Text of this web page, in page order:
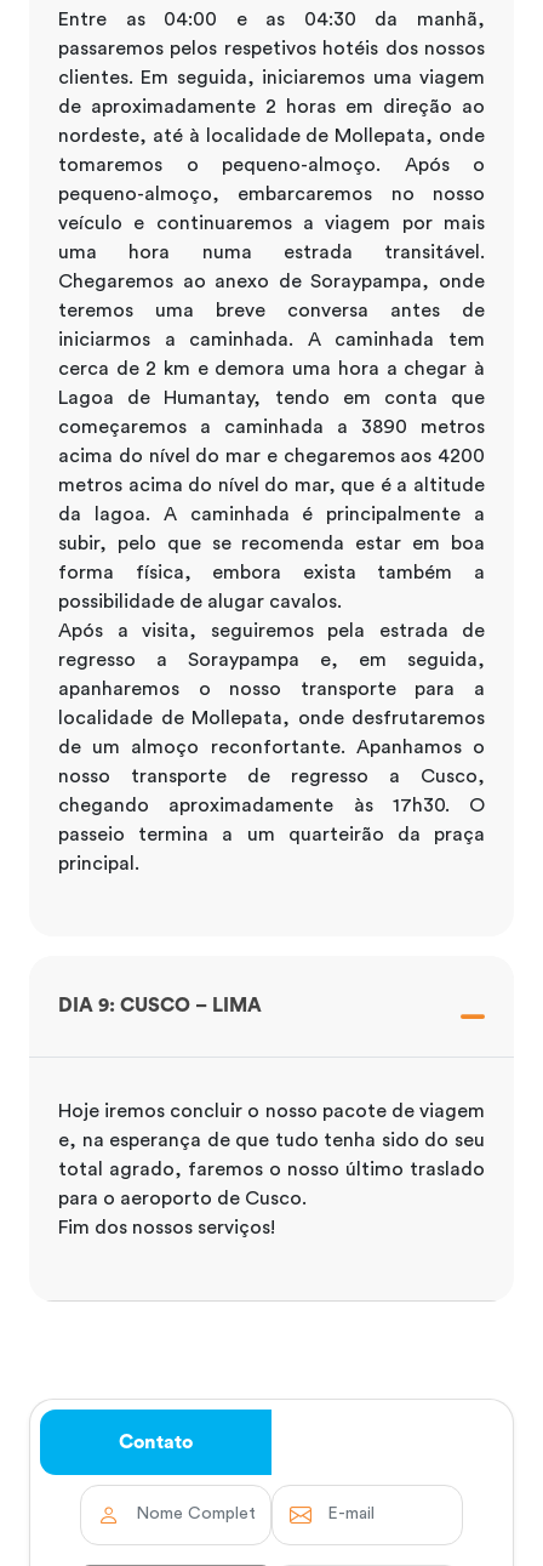
Entre as 04:00 e as 04:30 da manhã,
passaremos pelos respetivos hotéis dos nossos
clientes. Em seguida, iniciaremos uma viagem
de aproximadamente 2 horas em direção ao
nordeste, até à localidade de Mollepata, onde
tomaremos o pequeno-almoço. Após o
pequeno-almoço, embarcaremos no nosso
veículo e continuaremos a viagem por mais
uma hora numa estrada transitável.
Chegaremos ao anexo de Soraypampa, onde
teremos uma breve conversa antes de
iniciarmos a caminhada. A caminhada tem
cerca de 2 km e demora uma hora a chegar à
Lagoa de Humantay, tendo em conta que
começaremos a caminhada a 3890 metros
acima do nível do mar e chegaremos aos 4200
metros acima do nível do mar, que é a altitude
da lagoa. A caminhada é principalmente a
subir, pelo que se recomenda estar em boa
forma física, embora exista também a
possibilidade de alugar cavalos.
Após a visita, seguiremos pela estrada de
regresso a Soraypampa e, em seguida,
apanharemos o nosso transporte para a
localidade de Mollepata, onde desfrutaremos
de um almoço reconfortante. Apanhamos o
nosso transporte de regresso a Cusco,
chegando aproximadamente às 17h30. O
passeio termina a um quarteirão da praça
principal.
DIA 9: CUSCO – LIMA
Hoje iremos concluir o nosso pacote de viagem
e, na esperança de que tudo tenha sido do seu
total agrado, faremos o nosso último traslado
para o aeroporto de Cusco.
Fim dos nossos serviços!
Contato